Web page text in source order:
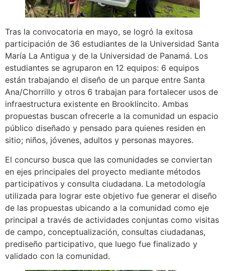
Tras la convocatoria en mayo, se logró la exitosa
participación de 36 estudiantes de la Universidad Santa
María La Antigua y de la Universidad de Panamá. Los
estudiantes se agruparon en 12 equipos: 6 equipos
están trabajando el diseño de un parque entre Santa
Ana/Chorrillo y otros 6 trabajan para fortalecer usos de
infraestructura existente en Brooklincito. Ambas
propuestas buscan ofrecerle a la comunidad un espacio
público diseñado y pensado para quienes residen en
sitio; niños, jóvenes, adultos y personas mayores.
El concurso busca que las comunidades se conviertan
en ejes principales del proyecto mediante métodos
participativos y consulta ciudadana. La metodología
utilizada para lograr este objetivo fue generar el diseño
de las propuestas ubicando a la comunidad como eje
principal a través de actividades conjuntas como visitas
de campo, conceptualización, consultas ciudadanas,
prediseño participativo, que luego fue finalizado y
validado con la comunidad.